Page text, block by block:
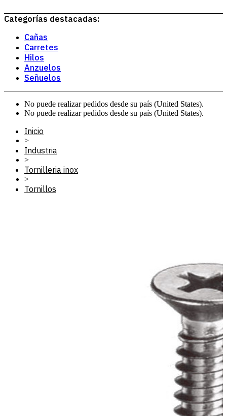
Categorías destacadas:
Cañas
Carretes
Hilos
Anzuelos
Señuelos
No puede realizar pedidos desde su país (United States).
No puede realizar pedidos desde su país (United States).
Inicio
>
Industria
>
Tornilleria inox
>
Tornillos